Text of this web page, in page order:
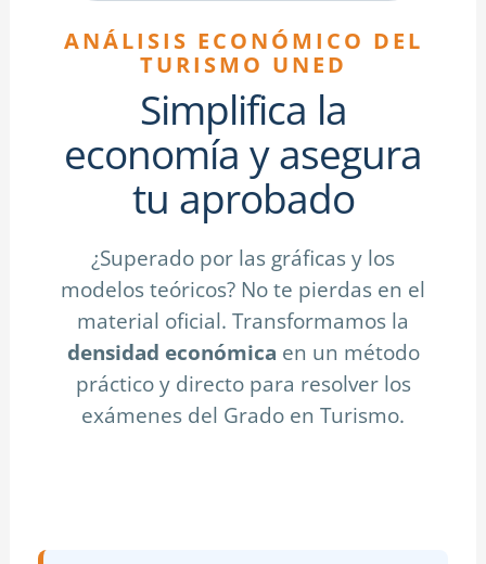
ANÁLISIS ECONÓMICO DEL
TURISMO UNED
Simplifica la
economía y asegura
tu aprobado
¿Superado por las gráficas y los
modelos teóricos? No te pierdas en el
material oficial. Transformamos la
densidad económica en un método
práctico y directo para resolver los
exámenes del Grado en Turismo.